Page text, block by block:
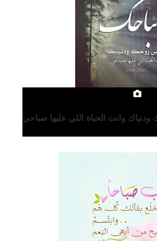
وانت الحياة اللي عليها صباحي